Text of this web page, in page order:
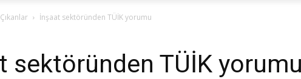
İnşaat sektöründen TÜİK yorumu
sektöründen TÜİK yorumu